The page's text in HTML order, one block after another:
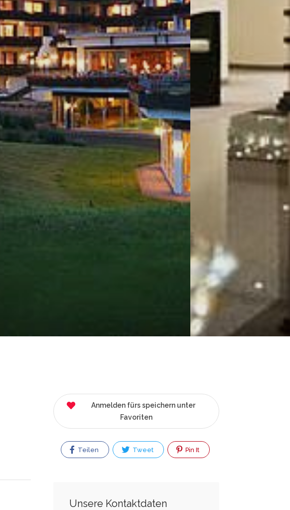
Anmelden fürs speichern unter
Favoriten
Teilen Tweet Pin It
Unsere Kontaktdaten